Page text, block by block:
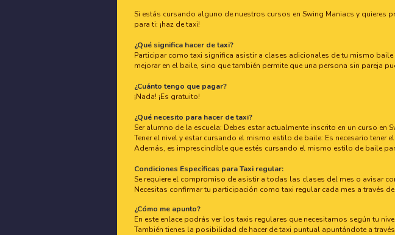
Si estás cursando alguno de nuestros cursos en Swing Maniacs y
para ti: ¡haz de taxi!
¿Qué significa hacer de taxi?
Participar como taxi significa asistir a clases adicionales de tu mismo
mejorar en el baile, sino que también permite que una persona sin pareja
¿Cuánto tengo que pagar?
¡Nada! ¡Es gratuito!
¿Qué necesito para hacer de taxi?
Ser alumno de la escuela: Debes estar actualmente inscrito en un curso en
Tener el nivel y estar cursando el mismo estilo de baile: Es necesario
Además, es imprescindible que estés cursando el mismo estilo de baile
Condiciones Específicas para Taxi regular:
Se requiere el compromiso de asistir a todas las clases del mes o avisar
Necesitas confirmar tu participación como taxi regular cada mes a través
¿Cómo me apunto?
En este enlace podrás ver los taxis regulares que necesitamos según tu
También tienes la posibilidad de hacer de taxi puntual apuntándote a